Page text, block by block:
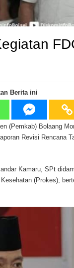
Berita ini
(Pemkab) Bolaang
Revisi Rencana
Kamaru, SPt
(Prokes),